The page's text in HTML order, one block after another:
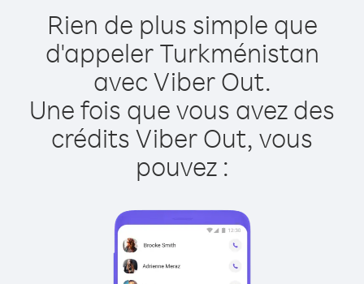
Rien de plus simple que
d'appeler Turkménistan
avec Viber Out.
Une fois que vous avez des
crédits Viber Out, vous
pouvez :